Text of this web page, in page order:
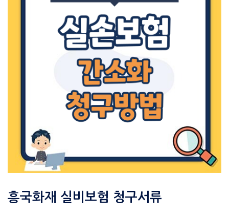
흥국화재 실비보험 청구서류